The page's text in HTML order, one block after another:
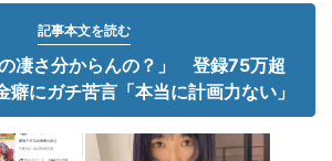
記事本文を読む
の凄さ分からんの？」 登録75万超
にガチ苦言「本当に計画力ない」